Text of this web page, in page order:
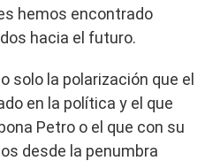
hemos encontrado
hacia el futuro.
solo la polarización que el
en la política y el que
Petro o el que con su
desde la penumbra